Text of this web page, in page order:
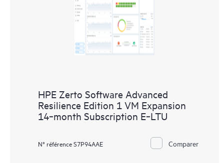
HPE Zerto Software Advanced
Resilience Edition 1 VM Expansion
14‑month Subscription E‑LTU
N° référence S7P94AAE Comparer